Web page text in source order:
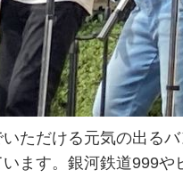
ただける元気の出る
ます。銀河鉄道999